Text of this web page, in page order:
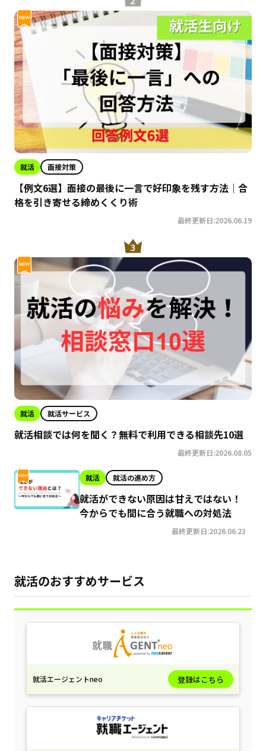
就活 面接対策
【例文6選】面接の最後に一言で好印象を残す方法｜合
格を引き寄せる締めくくり術
最終更新日:2026.06.19
就活 就活サービス
就活相談では何を聞く？無料で利用できる相談先10選
最終更新日:2026.08.05
就活 就活の進め方
就活ができない原因は甘えではない！
今からでも間に合う就職への対処法
最終更新日:2026.06.23
就活のおすすめサービス
就活エージェントneo 登録はこちら